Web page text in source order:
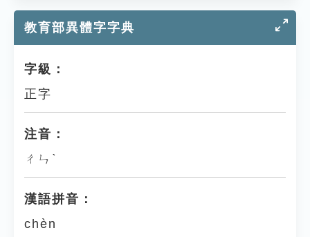
教育部異體字字典
字級：
正字
注音：
ㄔㄣˋ
漢語拼音：
chèn